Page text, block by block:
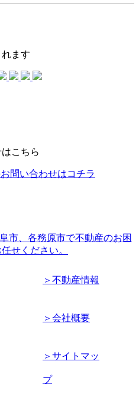
ます
こちら
市、各務原市で不動産のお困
せください。
＞不動産情報
＞会社概要
＞サイトマッ
プ